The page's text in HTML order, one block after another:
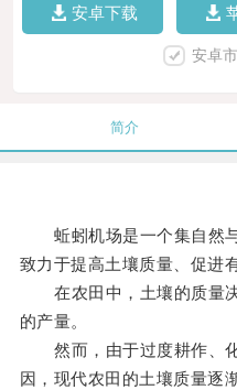
安卓下载
安卓
简介
蚯蚓机场是一个集自然与
致力于提高土壤质量、促进
在农田中，土壤的质量决
的产量。
然而，由于过度耕作、化
因，现代农田的土壤质量逐